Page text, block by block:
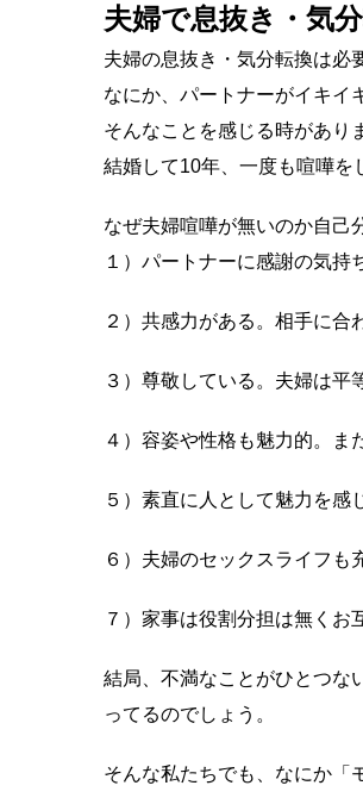
夫婦で息抜き・気
夫婦の息抜き・気分転換は必
なにか、パートナーがイキイ
そんなことを感じる時があり
結婚して10年、一度も喧嘩を
なぜ夫婦喧嘩が無いのか自己
１）パートナーに感謝の気持
２）共感力がある。相手に合
３）尊敬している。夫婦は平
４）容姿や性格も魅力的。ま
５）素直に人として魅力を感
６）夫婦のセックスライフも
７）家事は役割分担は無くお
結局、不満なことがひとつな
ってるのでしょう。
そんな私たちでも、なにか「